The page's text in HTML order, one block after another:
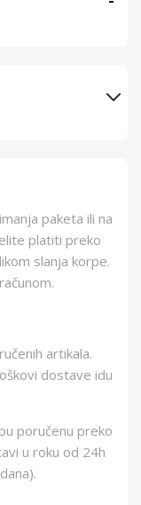
Electronic
gmbh
Kina
paketa ili na
platiti preko
slanja korpe.
artikala.
dostave idu
poručenu preko
u roku od 24h